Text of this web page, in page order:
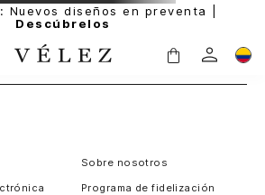
Nuevos diseños en preventa |
Descúbrelos
Sobre nosotros
Programa de fidelización